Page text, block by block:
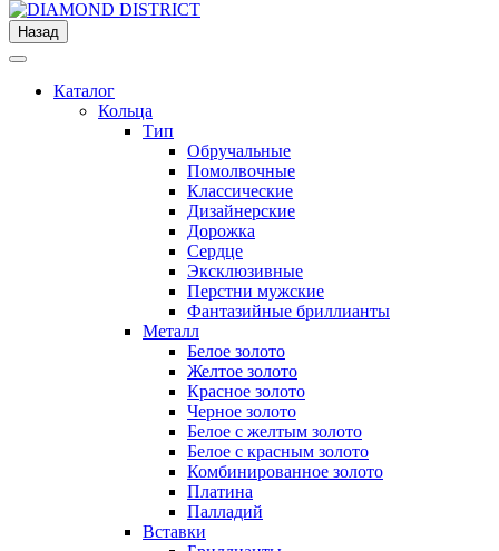
Назад
Каталог
Кольца
Тип
Обручальные
Помолвочные
Классические
Дизайнерские
Дорожка
Сердце
Эксклюзивные
Перстни мужские
Фантазийные бриллианты
Металл
Белое золото
Желтое золото
Красное золото
Черное золото
Белое с желтым золото
Белое с красным золото
Комбинированное золото
Платина
Палладий
Вставки